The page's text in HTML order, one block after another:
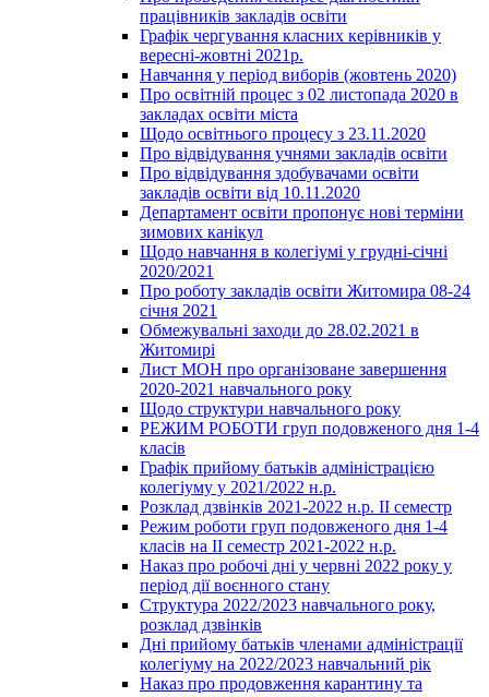
працівників закладів освіти
Графік чергування класних керівників у
вересні-жовтні 2021р.
Навчання у період виборів (жовтень 2020)
Про освітній процес з 02 листопада 2020 в
закладах освіти міста
Щодо освітнього процесу з 23.11.2020
Про відвідування учнями закладів освіти
Про відвідування здобувачами освіти
закладів освіти від 10.11.2020
Департамент освіти пропонує нові терміни
зимових канікул
Щодо навчання в колегіумі у грудні-січні
2020/2021
Про роботу закладів освіти Житомира 08-24
січня 2021
Обмежувальні заходи до 28.02.2021 в
Житомирі
Лист МОН про організоване завершення
2020-2021 навчального року
Щодо структури навчального року
РЕЖИМ РОБОТИ груп подовженого дня 1-4
класів
Графік прийому батьків адміністрацією
колегіуму у 2021/2022 н.р.
Розклад дзвінків 2021-2022 н.р. ІІ семестр
Режим роботи груп подовженого дня 1-4
класів на ІІ семестр 2021-2022 н.р.
Наказ про робочі дні у червні 2022 року у
період дії воєнного стану
Структура 2022/2023 навчального року,
розклад дзвінків
Дні прийому батьків членами адміністрації
колегіуму на 2022/2023 навчальний рік
Наказ про продовження карантину та